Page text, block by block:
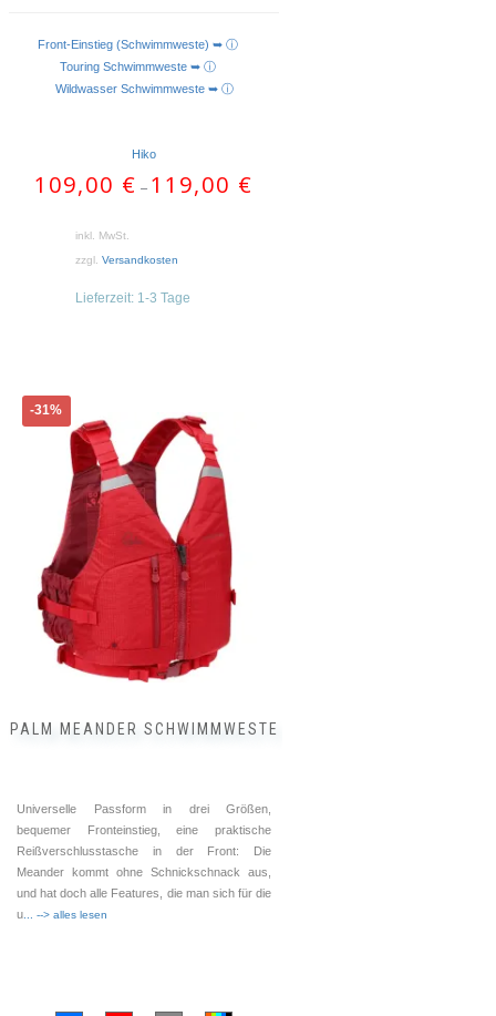
AUSFÜHRUNG WÄHLEN
Front-Einstieg (Schwimmweste) ➥ ⓘ
Touring Schwimmweste ➥ ⓘ
Wildwasser Schwimmweste ➥ ⓘ
Hiko
109,00 € – 119,00 €
inkl. MwSt.
zzgl. Versandkosten
Lieferzeit: 1-3 Tage
-31%
PALM MEANDER SCHWIMMWESTE
Universelle Passform in drei Größen,
bequemer Fronteinstieg, eine praktische
Reißverschlusstasche in der Front: Die
Meander kommt ohne Schnickschnack aus,
und hat doch alle Features, die man sich für die
u ... --> alles lesen
Dieses
Produkt
Optionen
können
Produktseite